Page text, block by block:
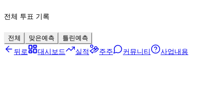
전체 투표 기록
전체 맞은예측
틀린예측
뒤로
대시보드 실적 주주 커뮤니티 사업내용